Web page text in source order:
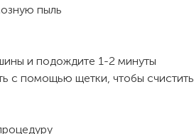
пыль
и подождите 1-2 минуты
с помощью щетки, чтобы счистить